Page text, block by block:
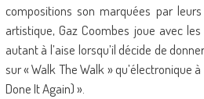
compositions son marquées par
artistique, Gaz Coombes joue avec
autant à l’aise lorsqu’il décide de
sur « Walk The Walk » qu’électronique
Done It Again) ».